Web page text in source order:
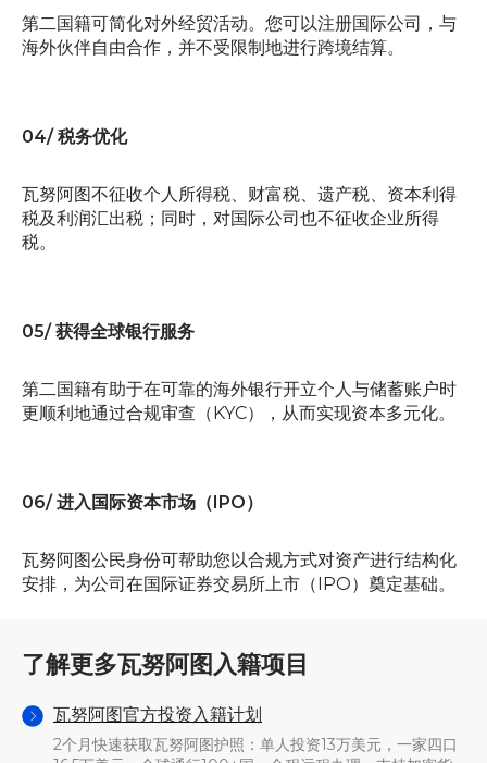
第二国籍可简化对外经贸活动。您可以注册国际公司，与
海外伙伴自由合作，并不受限制地进行跨境结算。
04/ 税务优化
瓦努阿图不征收个人所得税、财富税、遗产税、资本利得
税及利润汇出税；同时，对国际公司也不征收企业所得
税。
05/ 获得全球银行服务
第二国籍有助于在可靠的海外银行开立个人与储蓄账户时
更顺利地通过合规审查（KYC），从而实现资本多元化。
06/ 进入国际资本市场（IPO）
瓦努阿图公民身份可帮助您以合规方式对资产进行结构化
安排，为公司在国际证券交易所上市（IPO）奠定基础。
了解更多瓦努阿图入籍项目
瓦努阿图官方投资入籍计划
2个月快速获取瓦努阿图护照：单人投资13万美元，一家四口